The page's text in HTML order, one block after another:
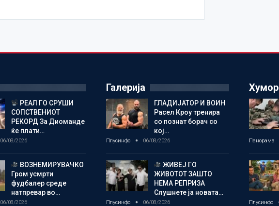
РЕАЛ ГО СРУШИ
СОПСТВЕНИОТ
РЕКОРД За Диоманде
ќе плати…
06/08/2026
ВОЗНЕМИРУВАЧКО
Гром усмрти
фудбалер среде
натпревар во…
06/08/2026
Галерија
ГЛАДИЈАТОР И ВОИН
Расел Кроу тренира
со познат борач со
кој…
Плусинфо 06/08/2026
ЖИВЕЈ ГО
ЖИВОТОТ ЗАШТО
НЕМА РЕПРИЗА
Слушнете ја новата…
Плусинфо 06/08/2026
Хумор
Панорама
Плусинфо